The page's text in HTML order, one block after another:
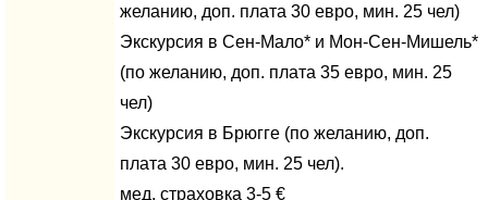
желанию, доп. плата 30 евро, мин. 25 чел)
Экскурсия в Сен-Мало* и Мон-Сен-Мишель*
(по желанию, доп. плата 35 евро, мин. 25
чел)
Экскурсия в Брюгге (по желанию, доп.
плата 30 евро, мин. 25 чел).
мед. страховка 3-5 €